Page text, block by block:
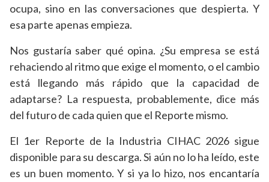
ocupa, sino en las conversaciones que despierta. Y
esa parte apenas empieza.
Nos gustaría saber qué opina. ¿Su empresa se está
rehaciendo al ritmo que exige el momento, o el cambio
está llegando más rápido que la capacidad de
adaptarse? La respuesta, probablemente, dice más
del futuro de cada quien que el Reporte mismo.
El 1er Reporte de la Industria CIHAC 2026 sigue
disponible para su descarga. Si aún no lo ha leído, este
es un buen momento. Y si ya lo hizo, nos encantaría